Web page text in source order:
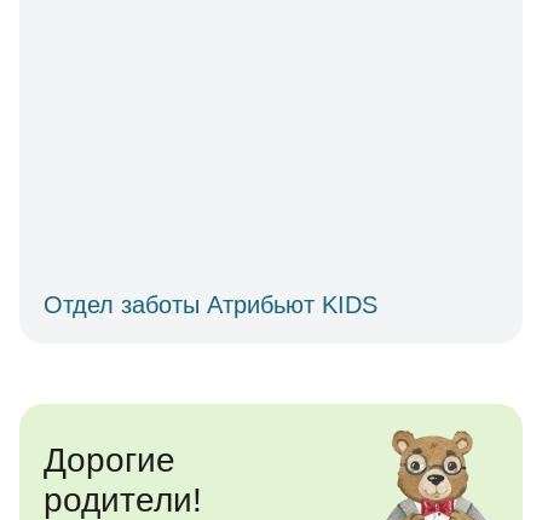
Отдел заботы Атрибьют KIDS
Дорогие
родители!